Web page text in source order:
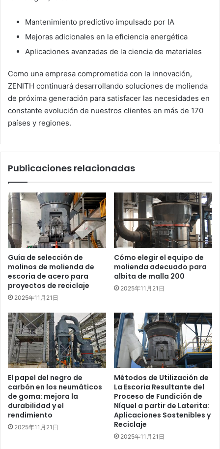
Mantenimiento predictivo impulsado por IA
Mejoras adicionales en la eficiencia energética
Aplicaciones avanzadas de la ciencia de materiales
Como una empresa comprometida con la innovación,
ZENITH continuará desarrollando soluciones de molienda
de próxima generación para satisfacer las necesidades en
constante evolución de nuestros clientes en más de 170
países y regiones.
Publicaciones relacionadas
Guía de selección de
molinos de molienda de
escoria de acero para
proyectos de reciclaje
2025年11月21日
Cómo elegir el equipo de
molienda adecuado para
albita de malla 200
2025年11月21日
El papel del negro de
carbón en los neumáticos
de goma: mejora la
durabilidad y el
rendimiento
2025年11月21日
Métodos de Utilización de
La Escoria Resultante del
Proceso de Fundición de
Níquel a partir de Laterita:
Aplicaciones Sostenibles y
Reciclaje
2025年11月21日